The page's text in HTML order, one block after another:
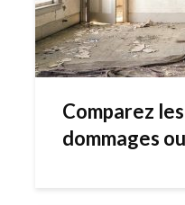
Comparez
dommages